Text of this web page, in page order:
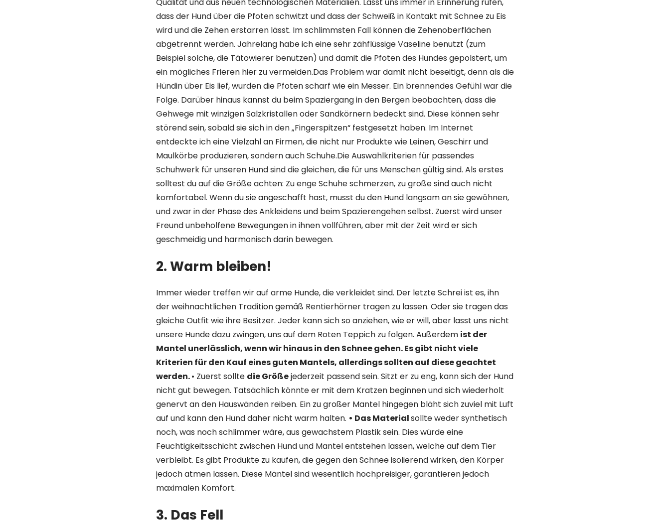
dass der Hund über die Pfoten schwitzt und dass der Schweiß in Kontakt mit Schnee zu Eis
wird und die Zehen erstarren lässt. Im schlimmsten Fall können die Zehenoberflächen
abgetrennt werden. Jahrelang habe ich eine sehr zähflüssige Vaseline benutzt (zum
Beispiel solche, die Tätowierer benutzen) und damit die Pfoten des Hundes gepolstert, um
ein mögliches Frieren hier zu vermeiden.Das Problem war damit nicht beseitigt, denn als die
Hündin über Eis lief, wurden die Pfoten scharf wie ein Messer. Ein brennendes Gefühl war die
Folge. Darüber hinaus kannst du beim Spaziergang in den Bergen beobachten, dass die
Gehwege mit winzigen Salzkristallen oder Sandkörnern bedeckt sind. Diese können sehr
störend sein, sobald sie sich in den „Fingerspitzen“ festgesetzt haben. Im Internet
entdeckte ich eine Vielzahl an Firmen, die nicht nur Produkte wie Leinen, Geschirr und
Maulkörbe produzieren, sondern auch Schuhe.Die Auswahlkriterien für passendes
Schuhwerk für unseren Hund sind die gleichen, die für uns Menschen gültig sind. Als erstes
solltest du auf die Größe achten: Zu enge Schuhe schmerzen, zu große sind auch nicht
komfortabel. Wenn du sie angeschafft hast, musst du den Hund langsam an sie gewöhnen,
und zwar in der Phase des Ankleidens und beim Spazierengehen selbst. Zuerst wird unser
Freund unbeholfene Bewegungen in ihnen vollführen, aber mit der Zeit wird er sich
geschmeidig und harmonisch darin bewegen.
2.Warm bleiben!
Immer wieder treffen wir auf arme Hunde, die verkleidet sind. Der letzte Schrei ist es, ihn
der weihnachtlichen Tradition gemäß Rentierhörner tragen zu lassen. Oder sie tragen das
gleiche Outfit wie ihre Besitzer. Jeder kann sich so anziehen, wie er will, aber lasst uns nicht
unsere Hunde dazu zwingen, uns auf dem Roten Teppich zu folgen. Außerdem ist der
Mantel unerlässlich, wenn wir hinaus in den Schnee gehen. Es gibt nicht viele
Kriterien für den Kauf eines guten Mantels, allerdings sollten auf diese geachtet
werden.• Zuerst sollte die Größejederzeit passend sein. Sitzt er zu eng, kann sich der Hund
nicht gut bewegen. Tatsächlich könnte er mit dem Kratzen beginnen und sich wiederholt
genervt an den Hauswänden reiben. Ein zu großer Mantel hingegen bläht sich zuviel mit Luft
auf und kann den Hund daher nicht warm halten. • Das Materialsollte weder synthetisch
noch, was noch schlimmer wäre, aus gewachstem Plastik sein. Dies würde eine
Feuchtigkeitsschicht zwischen Hund und Mantel entstehen lassen, welche auf dem Tier
verbleibt. Es gibt Produkte zu kaufen, die gegen den Schnee isolierend wirken, den Körper
jedoch atmen lassen. Diese Mäntel sind wesentlich hochpreisiger, garantieren jedoch
maximalen Komfort.
3. Das Fell